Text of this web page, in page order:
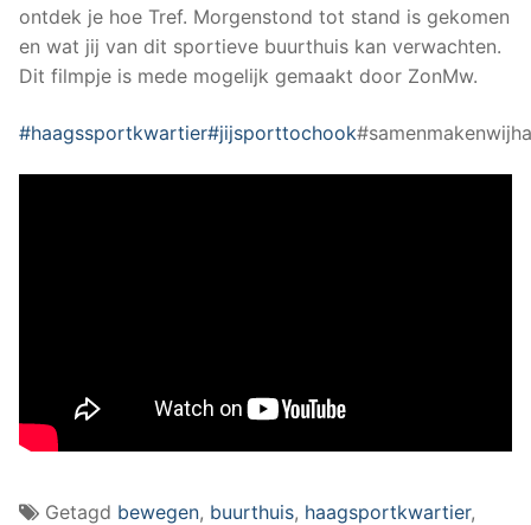
ontdek je hoe Tref. Morgenstond tot stand is gekomen
en wat jij van dit sportieve buurthuis kan verwachten.
Dit filmpje is mede mogelijk gemaakt door ZonMw.
#haagssportkwartier#jijsporttochook
Getagd bewegen, buurthuis, haagsportkwartier,